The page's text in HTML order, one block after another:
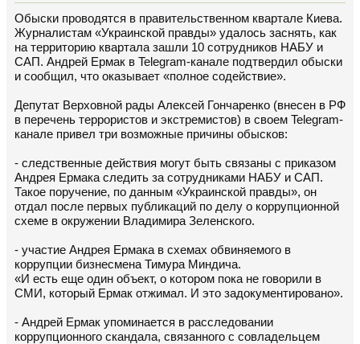
Обыски проводятся в правительственном квартале Киева.
Журналистам «Украинской правды» удалось заснять, как
на территорию квартала зашли 10 сотрудников НАБУ и
САП. Андрей Ермак в Telegram-канале подтвердил обыски
и сообщил, что оказывает «полное содействие».
Депутат Верховной рады Алексей Гончаренко (внесен в РФ
в перечень террористов и экстремистов) в своем Telegram-
канале привел три возможные причины обысков:
- следственные действия могут быть связаны с приказом
Андрея Ермака следить за сотрудниками НАБУ и САП.
Такое поручение, по данным «Украинской правды», он
отдал после первых публикаций по делу о коррупционной
схеме в окружении Владимира Зеленского.
- участие Андрея Ермака в схемах обвиняемого в
коррупции бизнесмена Тимура Миндича.
«И есть еще один объект, о котором пока не говорили в
СМИ, который Ермак отжимал. И это задокументировано».
- Андрей Ермак упоминается в расследовании
коррупционного скандала, связанного с совладельцем